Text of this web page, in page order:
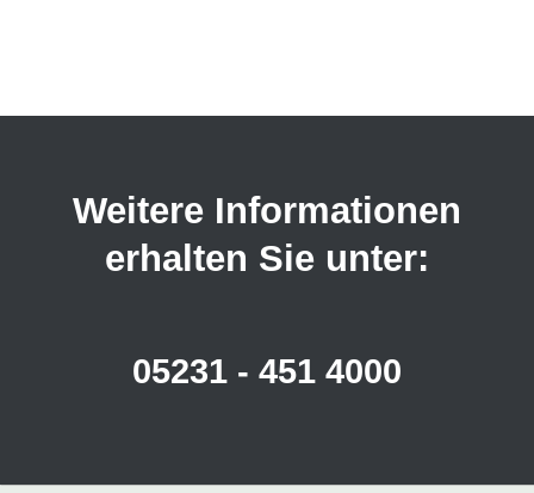
Weitere Informationen
erhalten Sie unter:
05231 - 451 4000